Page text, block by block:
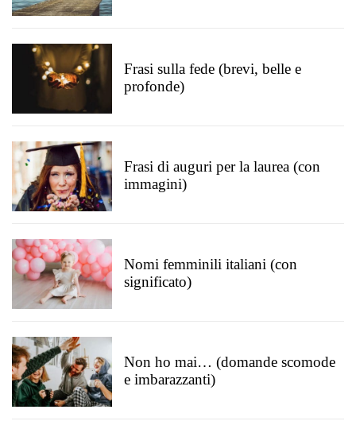
Frasi sulla fede (brevi, belle e
profonde)
Frasi di auguri per la laurea (con
immagini)
Nomi femminili italiani (con
significato)
Non ho mai… (domande scomode
e imbarazzanti)